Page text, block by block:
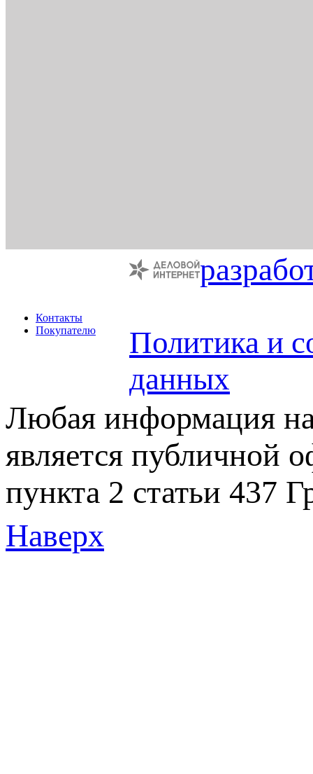
Контакты
Покупателю
Политика и
данных
Любая информация на
является публичной
пункта 2 статьи 437
Наверх